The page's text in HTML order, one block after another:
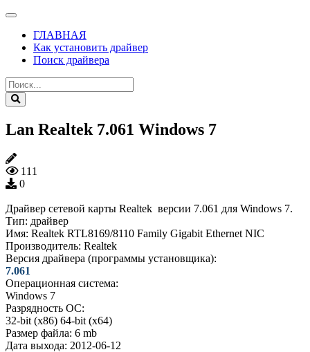
ГЛАВНАЯ
Как установить драйвер
Поиск драйвера
Lan Realtek 7.061 Windows 7
111
0
Драйвер cетевой карты Realtek версии 7.061 для Windows 7.
Тип: драйвер
Имя: Realtek RTL8169/8110 Family Gigabit Ethernet NIC
Производитель: Realtek
Версия драйвера (программы установщика):
7.061
Операционная система:
Windows 7
Разрядность ОС:
32-bit (x86) 64-bit (x64)
Размер файла: 6 mb
Дата выхода: 2012-06-12